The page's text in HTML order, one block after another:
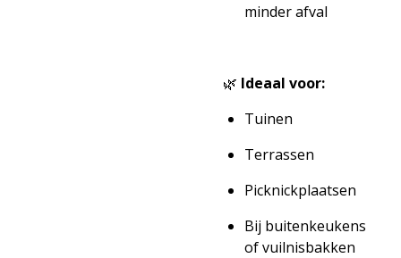
minder afval
🌿 Ideaal voor:
Tuinen
Terrassen
Picknickplaatsen
Bij buitenkeukens
of vuilnisbakken